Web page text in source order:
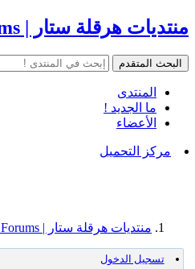
منتديات هرقلة ستار | Hergla Star Forums
المنتدى
ما الجديد !
الأعضاء
مركز التحميل
منتديات هرقلة ستار | Hergla Star Forums
تسجيل الدخول